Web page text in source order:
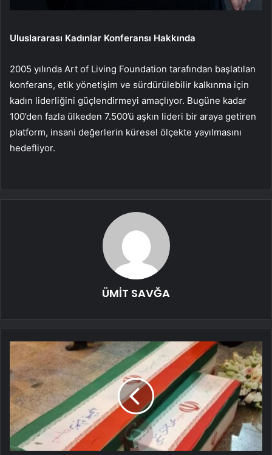
Uluslararası Kadınlar Konferansı Hakkında
2005 yılında Art of Living Foundation tarafından başlatılan
konferans, etik yönetişim ve sürdürülebilir kalkınma için
kadın liderliğini güçlendirmeyi amaçlıyor. Bugüne kadar
100’den fazla ülkeden 7.500’ü aşkın lideri bir araya getiren
platform, insani değerlerin küresel ölçekte yayılmasını
hedefliyor.
ÜMİT SAVĞA